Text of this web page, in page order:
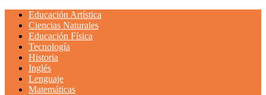
Educación Artística
Ciencias Naturales
Educación Física
Tecnología
Historia
Inglés
Lenguaje
Matemáticas